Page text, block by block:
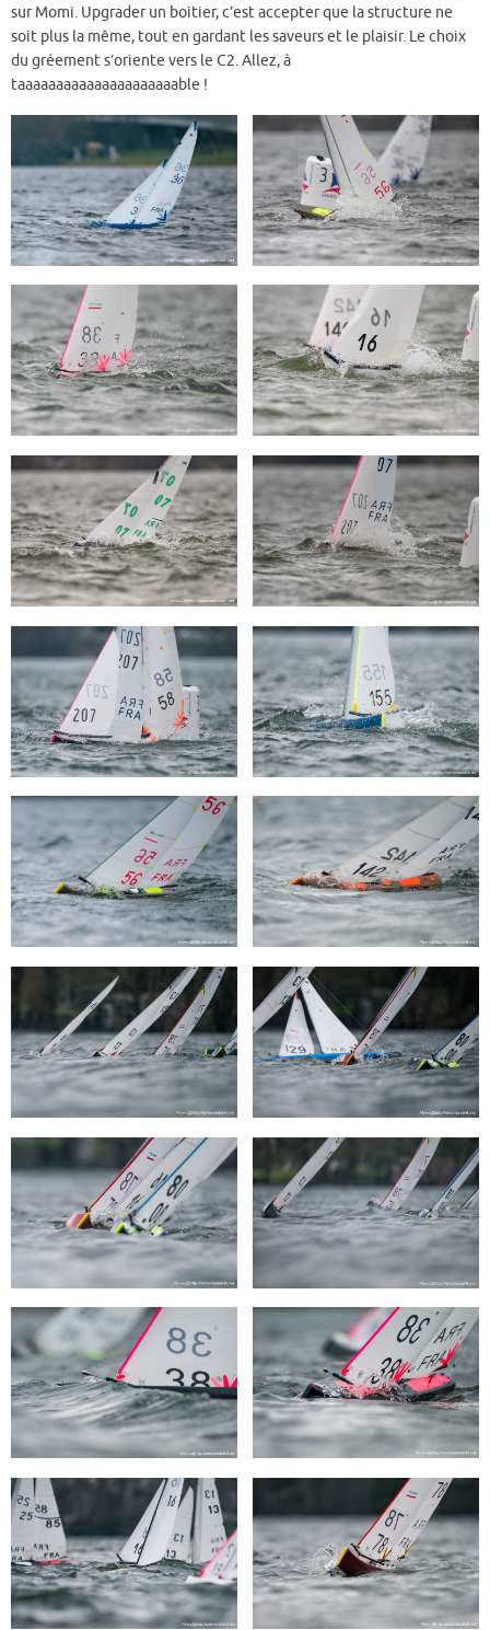
sur Momi. Upgrader un boitier, c’est accepter que la structure ne
soit plus la même, tout en gardant les saveurs et le plaisir. Le choix
du gréement s’oriente vers le C2. Allez, à
taaaaaaaaaaaaaaaaaaaaable !